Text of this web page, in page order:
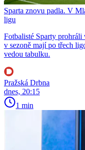
Sparta znovu padla. V
ligu
Fotbalisté Sparty
v sezoně mají po třech
vedou tabulku.
Pražská Drbna
dnes, 20:15
1 min